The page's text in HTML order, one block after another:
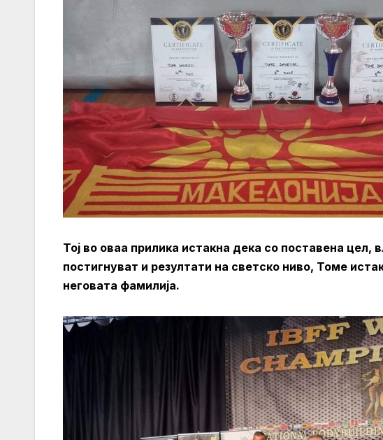
Тој во оваа прилика истакна дека со поставена
постигнуват и резултати на светско ниво, Томе
неговата фамилија.